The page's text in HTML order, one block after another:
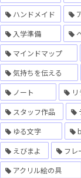
ハンドメイド
入学準備
マインドマップ
気持ちを伝える
ノート
スタッフ作品
ゆる文字
えびまよ
フレ
アクリル絵の具